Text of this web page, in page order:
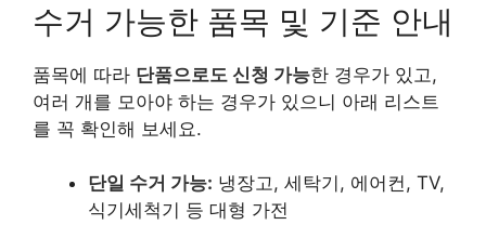
수거 가능한 품목 및 기준 안내
품목에 따라 단품으로도 신청 가능한 경우가 있고,
여러 개를 모아야 하는 경우가 있으니 아래 리스트
를 꼭 확인해 보세요.
단일 수거 가능: 냉장고, 세탁기, 에어컨, TV,
식기세척기 등 대형 가전